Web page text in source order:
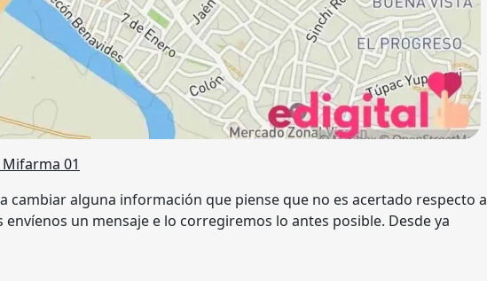
01
cambiar alguna información que piense que no es acertado respecto a
envíenos un mensaje e lo corregiremos lo antes posible. Desde ya